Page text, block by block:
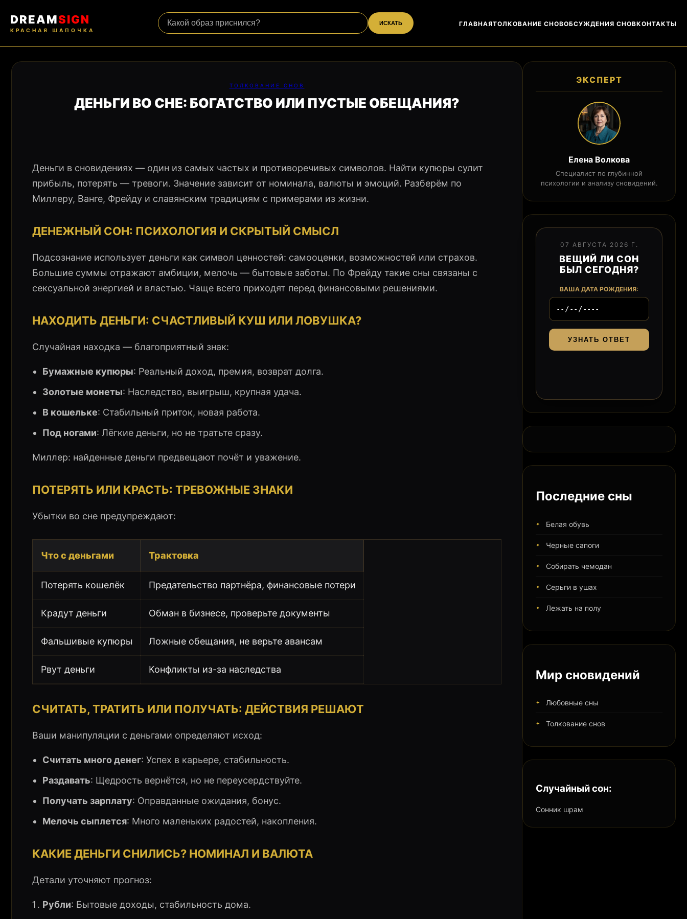
DREAMSIGN
КРАСНАЯ ШАПОЧКА
ИСКАТЬ ГЛАВНАЯТОЛКОВАНИЕ СНОВОБСУЖДЕНИЯ СНОВКОНТАКТЫ
ТОЛКОВАНИЕ СНОВ
ДЕНЬГИ ВО СНЕ: БОГАТСТВО ИЛИ ПУСТЫЕ ОБЕЩАНИЯ?
Деньги в сновидениях — один из самых частых и противоречивых символов. Найти купюры сулит
прибыль, потерять — тревоги. Значение зависит от номинала, валюты и эмоций. Разберём по
Миллеру, Ванге, Фрейду и славянским традициям с примерами из жизни.
ДЕНЕЖНЫЙ СОН: ПСИХОЛОГИЯ И СКРЫТЫЙ СМЫСЛ
Подсознание использует деньги как символ ценностей: самооценки, возможностей или страхов.
Большие суммы отражают амбиции, мелочь — бытовые заботы. По Фрейду такие сны связаны с
сексуальной энергией и властью. Чаще всего приходят перед финансовыми решениями.
НАХОДИТЬ ДЕНЬГИ: СЧАСТЛИВЫЙ КУШ ИЛИ ЛОВУШКА?
Случайная находка — благоприятный знак:
Бумажные купюры: Реальный доход, премия, возврат долга.
Золотые монеты: Наследство, выигрыш, крупная удача.
В кошельке: Стабильный приток, новая работа.
Под ногами: Лёгкие деньги, но не тратьте сразу.
Миллер: найденные деньги предвещают почёт и уважение.
ПОТЕРЯТЬ ИЛИ КРАСТЬ: ТРЕВОЖНЫЕ ЗНАКИ
Убытки во сне предупреждают:
Что с деньгами Трактовка
Потерять кошелёк Предательство партнёра, финансовые потери
Крадут деньги Обман в бизнесе, проверьте документы
Фальшивые купюры Ложные обещания, не верьте авансам
Рвут деньги Конфликты из-за наследства
СЧИТАТЬ, ТРАТИТЬ ИЛИ ПОЛУЧАТЬ: ДЕЙСТВИЯ РЕШАЮТ
Ваши манипуляции с деньгами определяют исход:
Считать много денег: Успех в карьере, стабильность.
Раздавать: Щедрость вернётся, но не переусердствуйте.
Получать зарплату: Оправданные ожидания, бонус.
Мелочь сыплется: Много маленьких радостей, накопления.
КАКИЕ ДЕНЬГИ СНИЛИСЬ? НОМИНАЛ И ВАЛЮТА
Детали уточняют прогноз:
Рубли: Бытовые доходы, стабильность дома.
ЭКСПЕРТ
Елена Волкова
Специалист по глубинной
психологии и анализу сновидений.
07 АВГУСТА 2026 Г.
ВЕЩИЙ ЛИ СОН
БЫЛ СЕГОДНЯ?
ВАША ДАТА РОЖДЕНИЯ:
УЗНАТЬ ОТВЕТ
Последние сны
Белая обувь
Черные сапоги
Собирать чемодан
Серьги в ушах
Лежать на полу
Мир сновидений
Любовные сны
Толкование снов
Случайный сон:
Сонник шрам